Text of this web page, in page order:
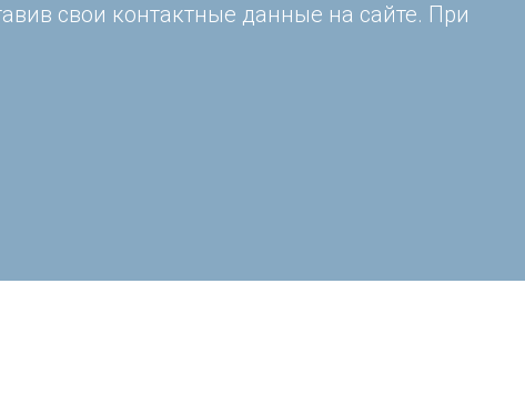
свои контактные данные на сайте. При